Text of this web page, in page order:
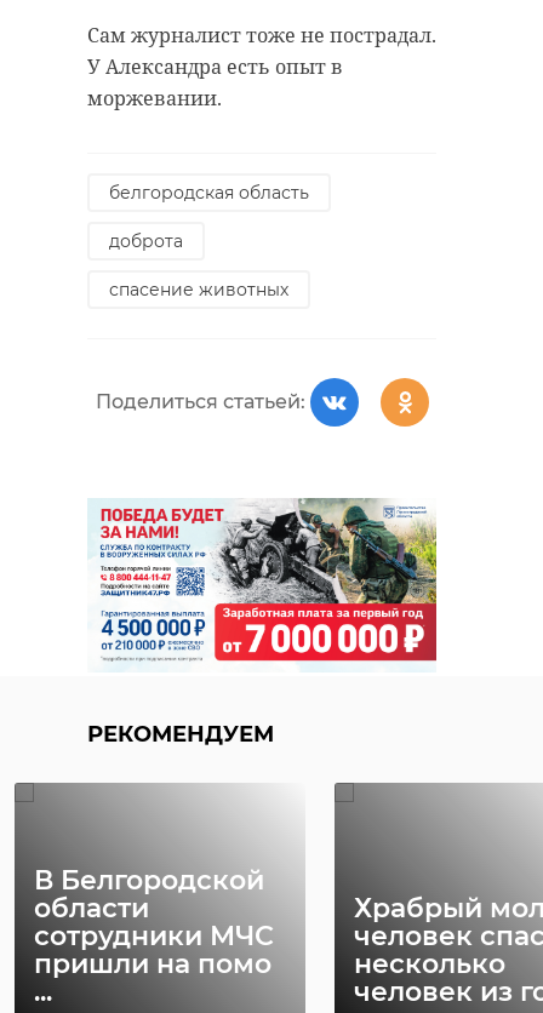
Сам журналист тоже не пострадал.
У Александра есть опыт в
моржевании.
белгородская область
доброта
спасение животных
Поделиться статьей:
РЕКОМЕНДУЕМ
В Белгородской
области
сотрудники МЧС
пришли на помо
...
Храбрый
человек
несколько
человек из